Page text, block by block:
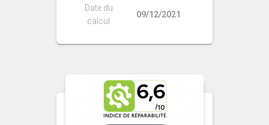
Date du
calcul
09/12/2021